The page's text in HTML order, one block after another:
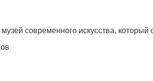
современного искусства, который